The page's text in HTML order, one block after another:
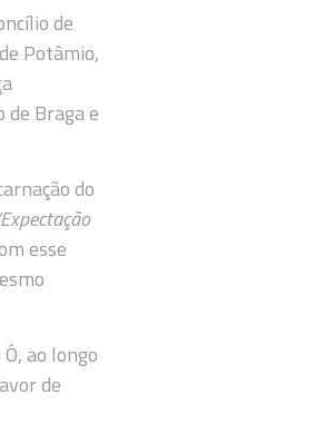
de
Potâmio,
de Braga e
do
esse
ao longo
de